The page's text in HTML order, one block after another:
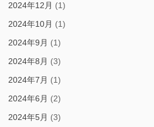
2024年12月 (1)
2024年10月 (1)
2024年9月 (1)
2024年8月 (3)
2024年7月 (1)
2024年6月 (2)
2024年5月 (3)